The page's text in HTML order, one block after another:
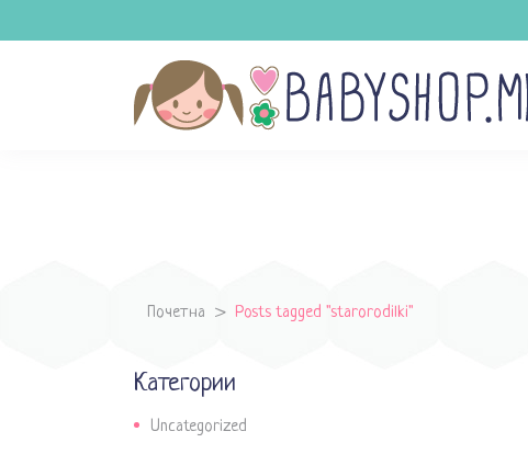
Почетна > Posts tagged "starorodilki"
Категории
Uncategorized